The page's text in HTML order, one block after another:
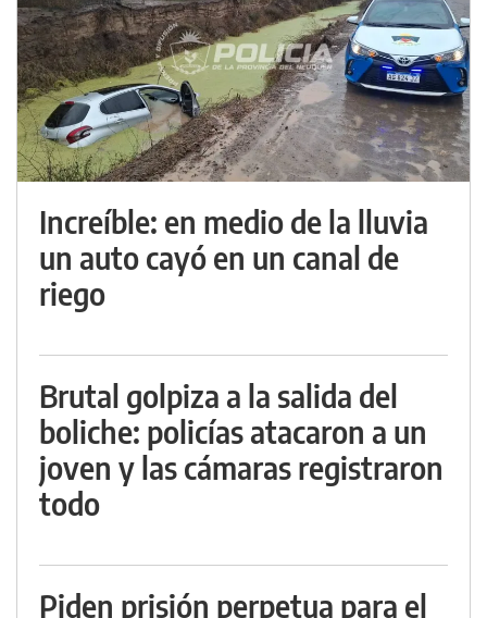
Increíble: en medio de la lluvia
un auto cayó en un canal de
riego
Brutal golpiza a la salida del
boliche: policías atacaron a un
joven y las cámaras registraron
todo
Piden prisión perpetua para el